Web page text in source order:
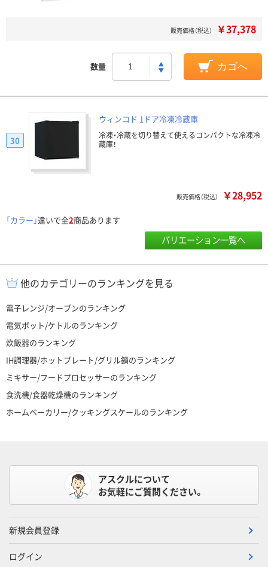
販売価格（税込） ￥37,378
数量 カゴへ
ウィンコド 1ドア冷凍冷蔵庫
冷凍・冷蔵を切り替えて使えるコンパクトな冷凍冷
蔵庫！
30
販売価格（税込） ￥28,952
「カラー」違いで全2商品あります
バリエーション一覧へ
他のカテゴリーのランキングを見る
電子レンジ/オーブンのランキング
電気ポット/ケトルのランキング
炊飯器のランキング
IH調理器/ホットプレート/グリル鍋のランキング
ミキサー/フードプロセッサーのランキング
食洗機/食器乾燥機のランキング
ホームベーカリー/クッキングスケールのランキング
アスクルについて
お気軽にご質問ください。
新規会員登録
ログイン